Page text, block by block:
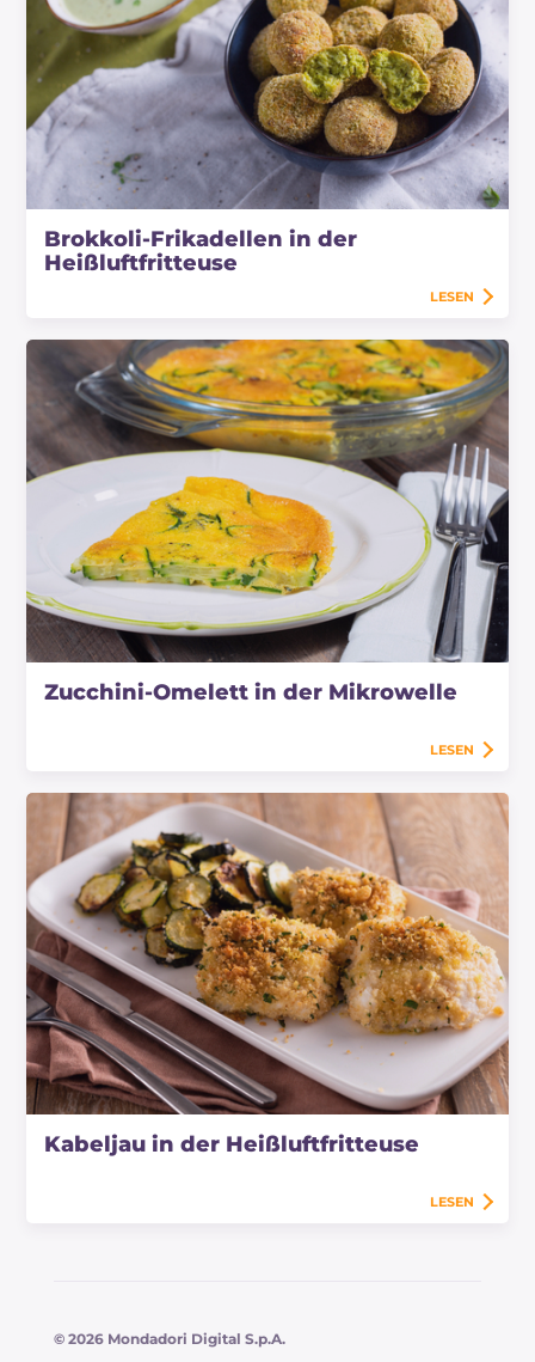
Brokkoli-Frikadellen in der
Heißluftfritteuse
LESEN
Zucchini-Omelett in der Mikrowelle
LESEN
Kabeljau in der Heißluftfritteuse
LESEN
© 2026 Mondadori Digital S.p.A.